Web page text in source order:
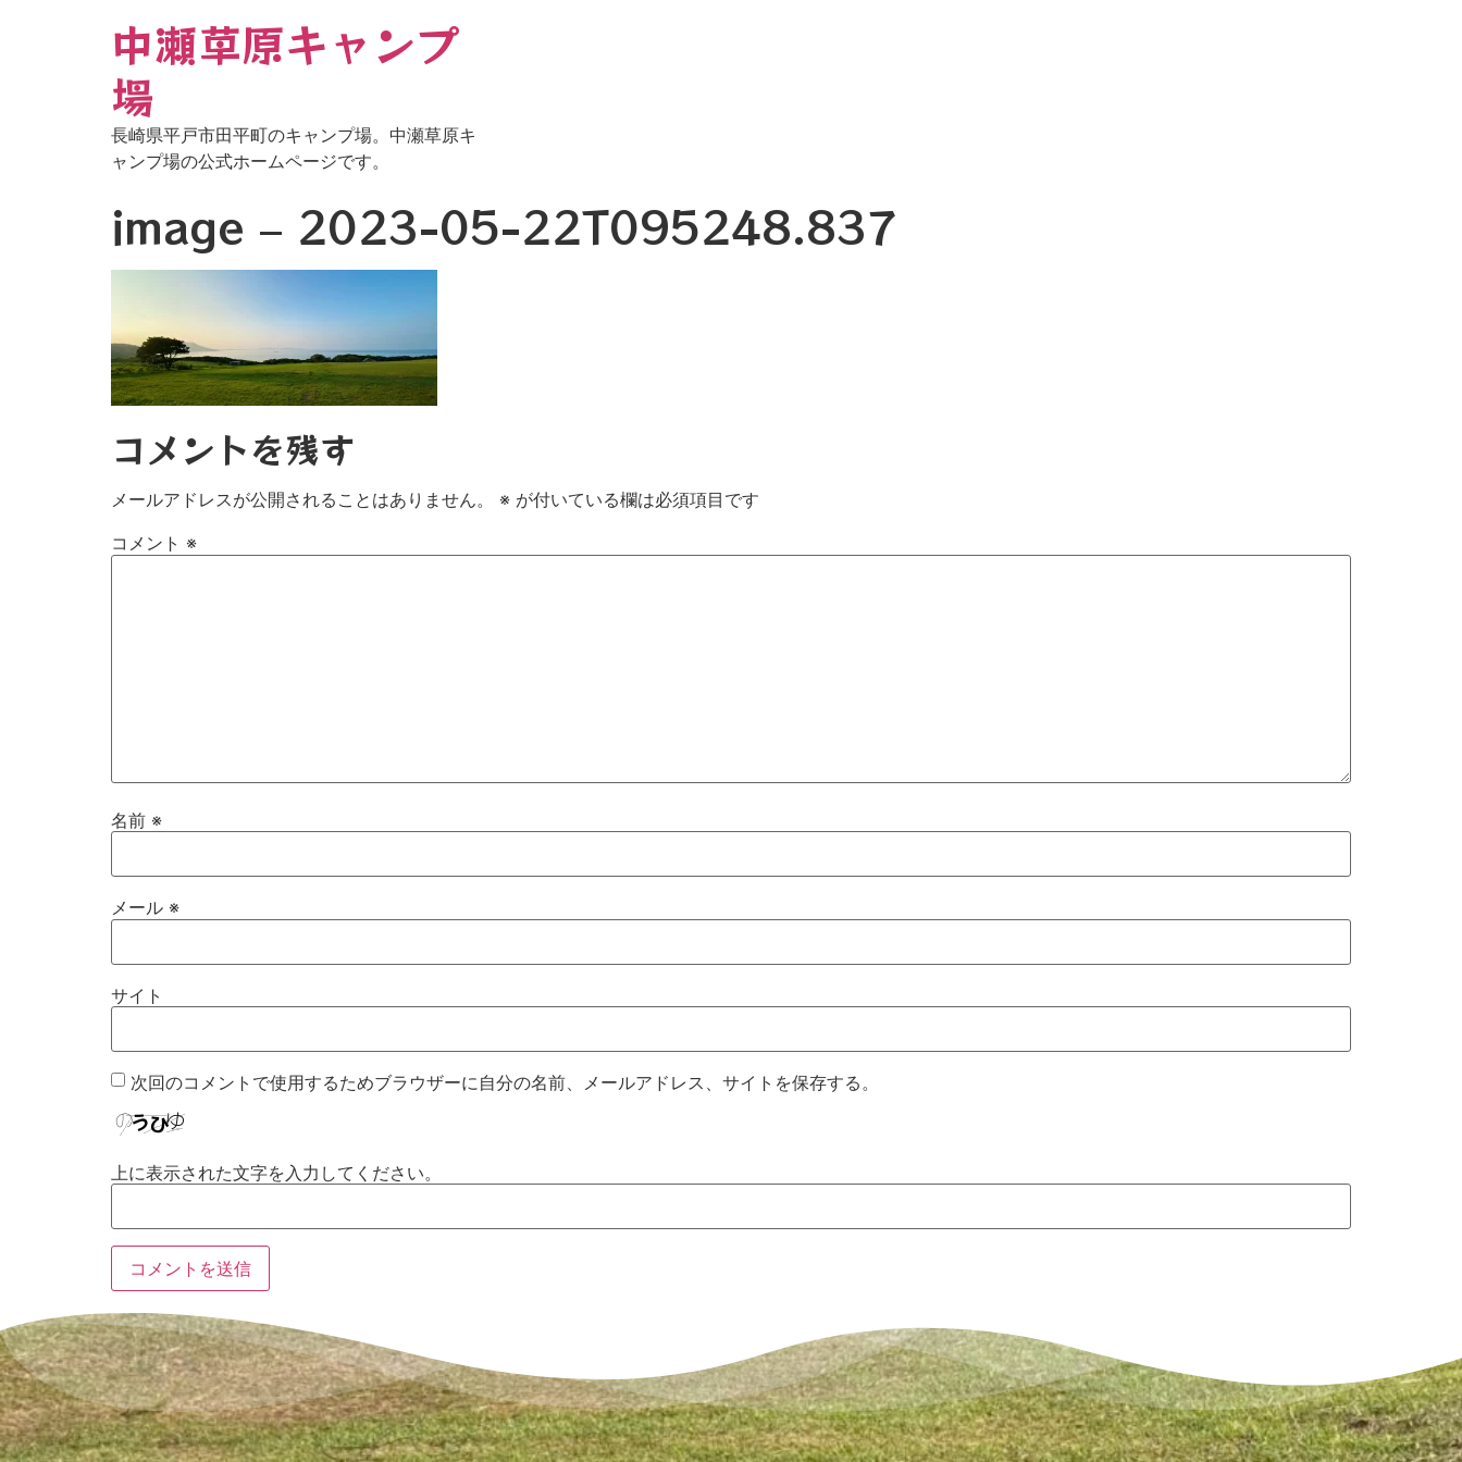
中瀬草原キャンプ
場
長崎県平戸市田平町のキャンプ場。中瀬草原キ
ャンプ場の公式ホームページです。
image – 2023-05-22T095248.837
コメントを残す
メールアドレスが公開されることはありません。 ※ が付いている欄は必須項目です
コメント ※
名前 ※
メール ※
サイト
次回のコメントで使用するためブラウザーに自分の名前、メールアドレス、サイトを保存する。
上に表示された文字を入力してください。